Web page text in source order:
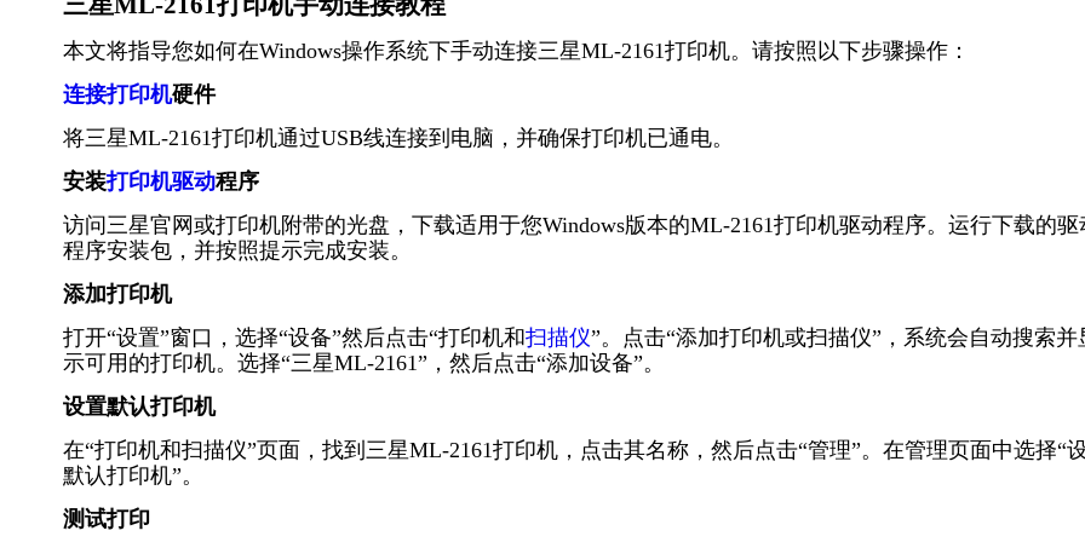
本文将指导您如何在Windows操作系统下手动连接三星ML-2161打印机。请按照以下步骤操作：
连接打印机硬件
将三星ML-2161打印机通过USB线连接到电脑，并确保打印机已通电。
安装打印机驱动程序
访问三星官网或打印机附带的光盘，下载适用于您Windows版本的ML-2161打印机驱动程序。运行下载的驱
程序安装包，并按照提示完成安装。
添加打印机
打开“设置”窗口，选择“设备”然后点击“打印机和扫描仪”。点击“添加打印机或扫描仪”，系统会自动搜索并
示可用的打印机。选择“三星ML-2161”，然后点击“添加设备”。
设置默认打印机
在“打印机和扫描仪”页面，找到三星ML-2161打印机，点击其名称，然后点击“管理”。在管理页面中选择“
默认打印机”。
测试打印